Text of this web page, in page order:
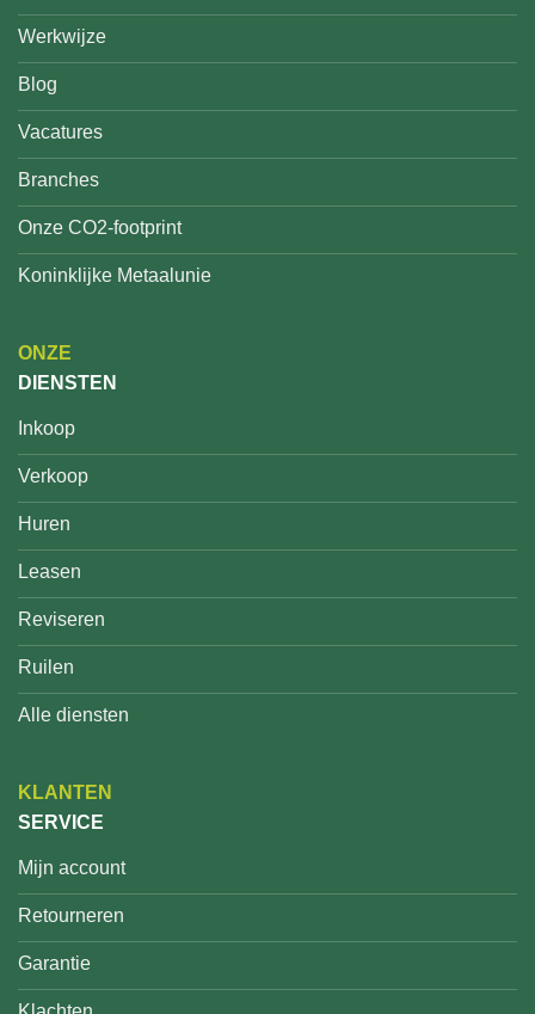
Werkwijze
Blog
Vacatures
Branches
Onze CO2-footprint
Koninklijke Metaalunie
ONZE
DIENSTEN
Inkoop
Verkoop
Huren
Leasen
Reviseren
Ruilen
Alle diensten
KLANTEN
SERVICE
Mijn account
Retourneren
Garantie